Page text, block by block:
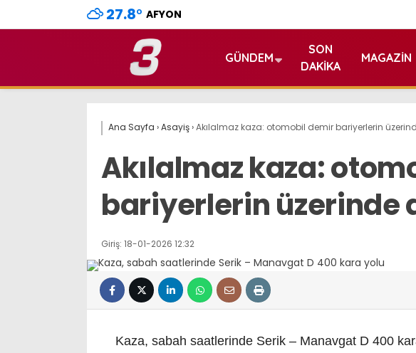
27.8° AFYON
GÜNDEM
SON
DAKIKA
MAGAZIN
Ana Sayfa ›Asayiş›Akılalmaz kaza: otomobil demir bariyerlerin
Akılalmaz kaza:
bariyerlerin üzerinde
Giriş: 18-01-2026 12:32
Kaza, sabah saatlerinde Serik – Manavgat D 400